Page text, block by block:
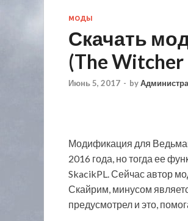
МОДЫ
Скачать
(The Witcher
Июнь 5, 2017 - by
Модификация для
2016 года, но тогда ее
SkacikPL. Сейчас автор
Скайрим, минусом
предусмотрел и это,